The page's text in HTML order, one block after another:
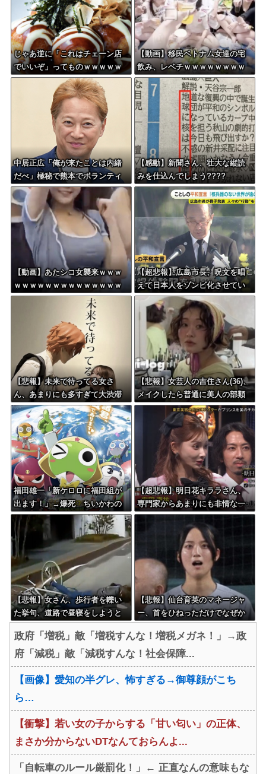
じゃあ逆に「これはチェーン店
でいいぞ」ってものｗｗｗｗｗ
ｗｗｗ
【動画】移民ベトナム女達の宅
飲み、レベチｗｗｗｗｗｗｗｗ
ｗｗｗｗｗｗｗｗｗｗｗｗｗｗ
ｗｗ
中居正広「俺が来たことは内緒
だべ」極秘で熊本でボランティ
アをしていた・・・
【感動】新聞さん、壮大な縦読
みを仕込んでしまう????
【動画】あたシコ女襲来ｗｗｗ
ｗｗｗｗｗｗｗｗｗｗｗｗｗｗ
【超悲報】広島市長、呪文を唱
えて日本人をゾンビ化させてい
ると非難されてしまう
【悲報】未来で待ってる女さ
ん、あまりにも多すぎて大渋滞
に????
【悲報】女芸人の吉住さん(36)、
メイクしたら普通に美人の部類
だったと判明
福田雄一「新ケロロに福田組が
出ます！」→爆死 ちいかわの
監督「原作に忠実に」→爆売れ
【超悲報】明日花キララさん、
専門家からあまりにも非情な一
言を告げられる
【悲報】女さん、歩行者を轢い
た挙句、道路で昼寝をしようと
【悲報】仙台育英のマネージャ
ー、首をひねっただけでなぜか
う
政府「増税」敵「増税すんな！増税メガネ！」→政
府「減税」敵「減税すんな！社会保障...
【画像】愛知の半グレ、怖すぎる→御尊顔がこち
ら…
【衝撃】若い女の子からする「甘い匂い」の正体、
まさか分からないDTなんておらんよ...
「自転車のルール厳罰化！」← 正直なんの意味もな